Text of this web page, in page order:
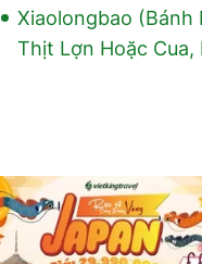
Xiaolongbao (Bánh
Thịt Lợn Hoặc